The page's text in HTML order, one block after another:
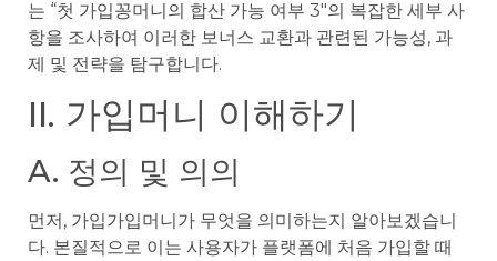
는 “첫 가입꽁머니의 합산 가능 여부 3″의 복잡한 세부 사
항을 조사하여 이러한 보너스 교환과 관련된 가능성, 과
제 및 전략을 탐구합니다.
II. 가입머니 이해하기
A. 정의 및 의의
먼저, 가입가입머니가 무엇을 의미하는지 알아보겠습니
다. 본질적으로 이는 사용자가 플랫폼에 처음 가입할 때